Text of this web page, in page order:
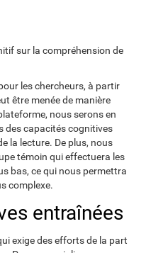
sur la compréhension de
les chercheurs, à partir
être menée de manière
nous serons en
des capacités cognitives
la lecture. De plus, nous
témoin qui effectuera les
bas, ce qui nous permettra
complexe.
entraînées
exige des efforts de la part